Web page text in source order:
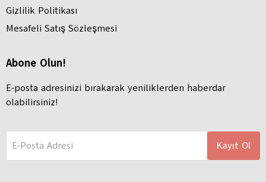
Gizlilik Politikası
Mesafeli Satış Sözleşmesi
Abone Olun!
E-posta adresinizi bırakarak yeniliklerden haberdar
olabilirsiniz!
E-Posta Adresi Kayıt Ol